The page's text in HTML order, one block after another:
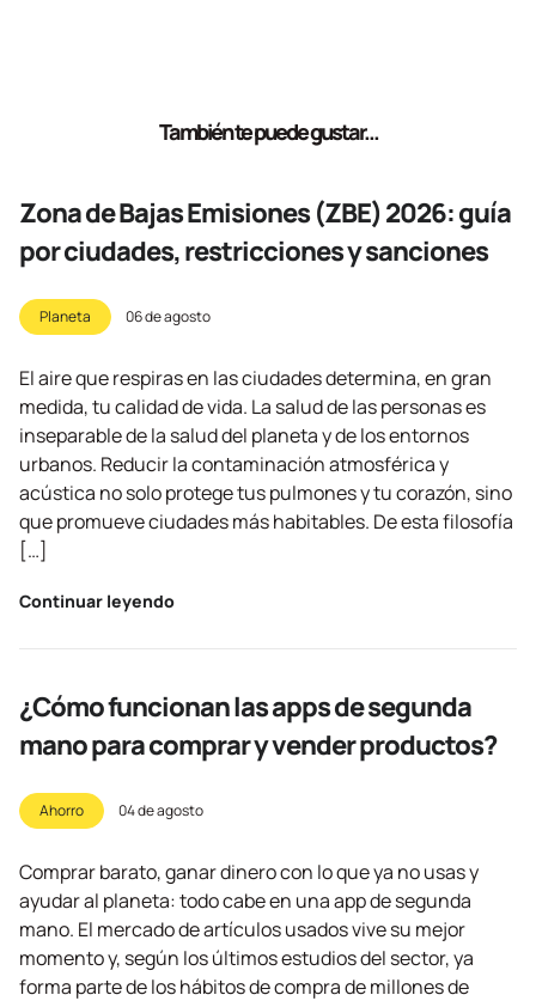
También te puede gustar...
Zona de Bajas Emisiones (ZBE) 2026: guía
por ciudades, restricciones y sanciones
Planeta 06 de agosto
El aire que respiras en las ciudades determina, en gran
medida, tu calidad de vida. La salud de las personas es
inseparable de la salud del planeta y de los entornos
urbanos. Reducir la contaminación atmosférica y
acústica no solo protege tus pulmones y tu corazón, sino
que promueve ciudades más habitables. De esta filosofía
[…]
Continuar leyendo
¿Cómo funcionan las apps de segunda
mano para comprar y vender productos?
Ahorro 04 de agosto
Comprar barato, ganar dinero con lo que ya no usas y
ayudar al planeta: todo cabe en una app de segunda
mano. El mercado de artículos usados vive su mejor
momento y, según los últimos estudios del sector, ya
forma parte de los hábitos de compra de millones de